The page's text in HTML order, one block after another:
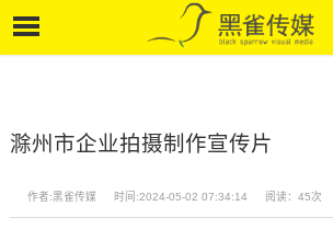
滁州市企业拍摄制作宣传片
作者:黑雀传媒 时间:2024-05-02 07:34:14 阅读：45次